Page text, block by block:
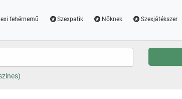
fehérnemű Szexpatik Nőknek Szexjátékszer